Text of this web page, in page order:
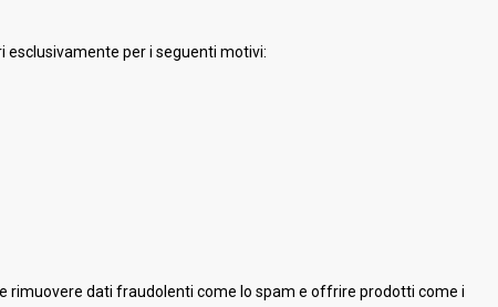
esclusivamente per i seguenti motivi:
rimuovere dati fraudolenti come lo spam e offrire prodotti come i